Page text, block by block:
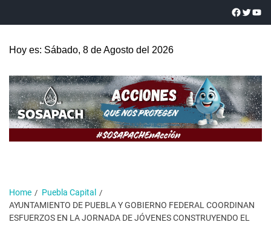
Hoy es: Sábado, 8 de Agosto del 2026
Home
Puebla Capital
AYUNTAMIENTO DE PUEBLA Y GOBIERNO FEDERAL COORDINAN
ESFUERZOS EN LA JORNADA DE JÓVENES CONSTRUYENDO EL